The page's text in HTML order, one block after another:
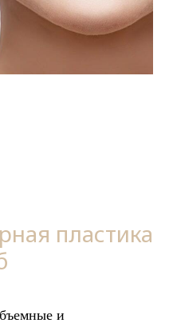
пластика
и